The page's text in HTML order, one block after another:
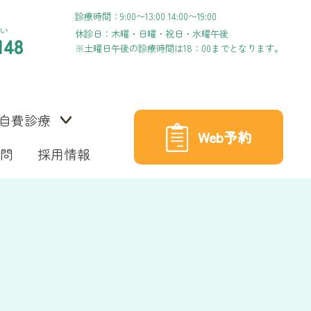
診療時間：9:00〜13:00 14:00〜19:00
休診日：木曜・日曜・祝日・水曜午後
※土曜日午後の診療時間は18：00までとなります。
Web予約
費診療
採用情報